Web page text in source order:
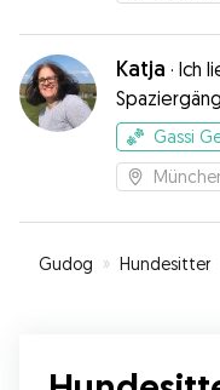
Katja · Ich
Gassi
Gudog » Hundesitter